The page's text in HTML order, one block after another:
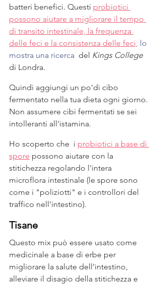
batteri benefici. Questi probiotici
possono aiutare a migliorare il tempo
di transito intestinale, la frequenza
delle feci e la consistenza delle feci, lo
mostra una ricerca
  del
Kings College
di Londra.
Quindi aggiungi un po'di cibo
fermentato nella tua dieta ogni giorno.
Non assumere cibi fermentati se sei
intolleranti all'istamina.
Ho scoperto che  i probiotici a base di
spore possono aiutare con la
stitichezza regolando l'intera
microflora intestinale (le spore sono
come i "poliziotti" e i controllori del
traffico nell'intestino).
Tisane
Questo mix può essere usato come
medicinale a base di erbe per
migliorare la salute dell'intestino,
alleviare il disagio della stitichezza e